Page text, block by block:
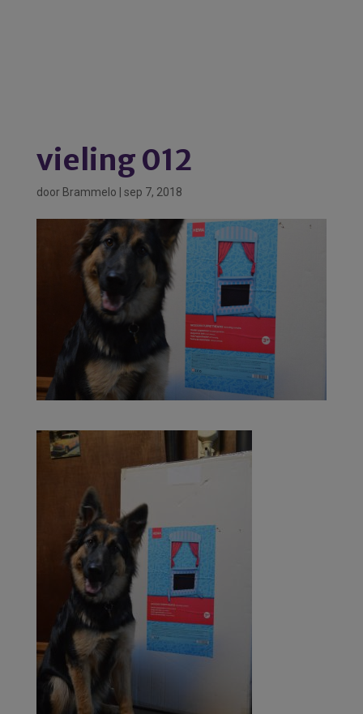
vieling 012
door Brammelo sep 7, 2018